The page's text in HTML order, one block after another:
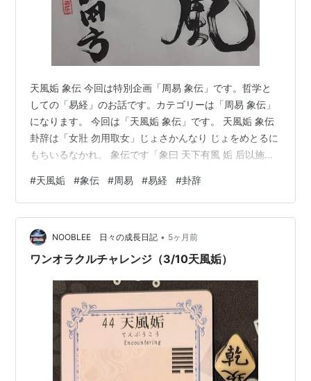
天風姤 象伝 今回は特別企画「周易 象伝」です。哲学と
しての「易経」のお話です。カテゴリーは「周易 象伝」
になります。 今回は「天風姤 象伝」です。 天風姤 象伝
卦辞は「女壯 勿用取女」じょさかんなり じょをめとるに
もちいるなかれ。 象伝です「象曰 天下有風 姤 后以施命
きみもってめいをほどこししほうにつぐ。 「天風姤」っ
て分かりにくいよね。なんだかどうしようもない女、み
たいなイメージもあるでしょ。 でも「象伝」は急にカッ
コよいじゃん？ 「象伝」は天（乾）の下に風（巽）があ
る、その風は四方に広がり、それに遇わない者はない、
#天風姤 #象伝 #周易 #易経 #卦辞
NOOBLEE 日々の成長日記 • 5ヶ月前
ワンオラクルチャレンジ（3/10天風姤）